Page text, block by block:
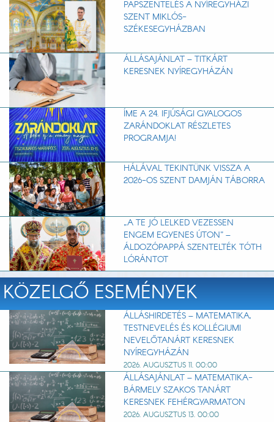
PAPSZENTELÉS A NYÍREGYHÁZI
SZENT MIKLÓS-
SZÉKESEGYHÁZBAN
ÁLLÁSAJÁNLAT – TITKÁRT
KERESNEK NYÍREGYHÁZÁN
ÍME A 24. IFJÚSÁGI GYALOGOS
ZARÁNDOKLAT RÉSZLETES
PROGRAMJA!
HÁLÁVAL TEKINTÜNK VISSZA A
2026-OS SZENT DAMJÁN TÁBORRA
„A TE JÓ LELKED VEZESSEN
ENGEM EGYENES ÚTON” –
ÁLDOZÓPAPPÁ SZENTELTÉK TÓTH
LÓRÁNTOT
KÖZELGŐ ESEMÉNYEK
ÁLLÁSHIRDETÉS – MATEMATIKA,
TESTNEVELÉS ÉS KOLLÉGIUMI
NEVELŐTANÁRT KERESNEK
NYÍREGYHÁZÁN
2026. AUGUSZTUS 11. 00:00
ÁLLÁSAJÁNLAT – MATEMATIKA-
BÁRMELY SZAKOS TANÁRT
KERESNEK FEHÉRGYARMATON
2026. AUGUSZTUS 13. 00:00